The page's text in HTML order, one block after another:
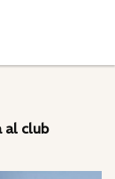
al club